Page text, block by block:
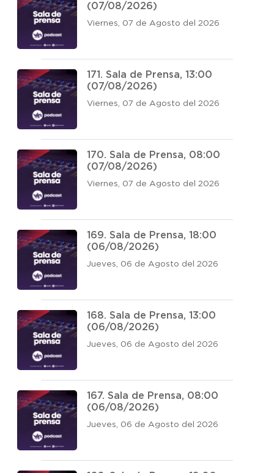
(07/08/2026)
Viernes, 07 de Agosto del 2026
171. Sala de Prensa, 13:00
(07/08/2026)
Viernes, 07 de Agosto del 2026
170. Sala de Prensa, 08:00
(07/08/2026)
Viernes, 07 de Agosto del 2026
169. Sala de Prensa, 18:00
(06/08/2026)
Jueves, 06 de Agosto del 2026
168. Sala de Prensa, 13:00
(06/08/2026)
Jueves, 06 de Agosto del 2026
167. Sala de Prensa, 08:00
(06/08/2026)
Jueves, 06 de Agosto del 2026